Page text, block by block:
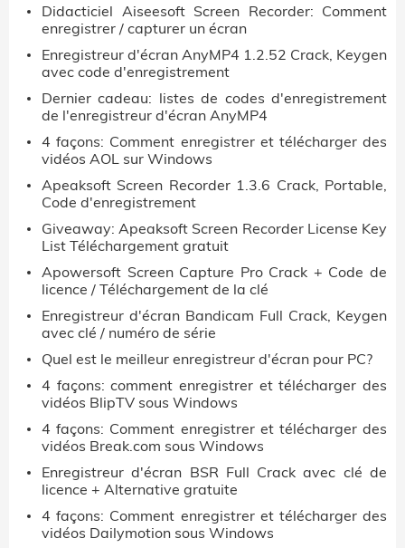
Didacticiel Aiseesoft Screen Recorder: Comment
enregistrer / capturer un écran
Enregistreur d'écran AnyMP4 1.2.52 Crack, Keygen
avec code d'enregistrement
Dernier cadeau: listes de codes d'enregistrement
de l'enregistreur d'écran AnyMP4
4 façons: Comment enregistrer et télécharger des
vidéos AOL sur Windows
Apeaksoft Screen Recorder 1.3.6 Crack, Portable,
Code d'enregistrement
Giveaway: Apeaksoft Screen Recorder License Key
List Téléchargement gratuit
Apowersoft Screen Capture Pro Crack + Code de
licence / Téléchargement de la clé
Enregistreur d'écran Bandicam Full Crack, Keygen
avec clé / numéro de série
Quel est le meilleur enregistreur d'écran pour PC?
4 façons: comment enregistrer et télécharger des
vidéos BlipTV sous Windows
4 façons: Comment enregistrer et télécharger des
vidéos Break.com sous Windows
Enregistreur d'écran BSR Full Crack avec clé de
licence + Alternative gratuite
4 façons: Comment enregistrer et télécharger des
vidéos Dailymotion sous Windows